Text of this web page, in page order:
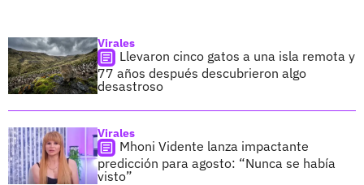
Virales
Llevaron cinco gatos a una isla remota y
77 años después descubrieron algo
desastroso
Virales
Mhoni Vidente lanza impactante
predicción para agosto: “Nunca se había
visto”